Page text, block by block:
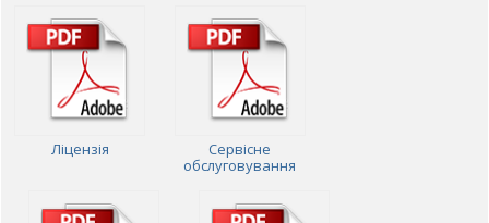
Ліцензія
Сервісне
обслуговування